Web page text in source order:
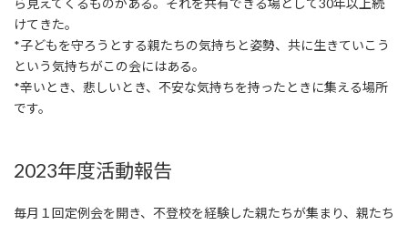
ら見えてくるものがある。それを共有できる場として30年以上続
けてきた。
*子どもを守ろうとする親たちの気持ちと姿勢、共に生きていこう
という気持ちがこの会にはある。
*辛いとき、悲しいとき、不安な気持ちを持ったときに集える場所
です。
2023年度活動報告
毎月１回定例会を開き、不登校を経験した親たちが集まり、親たち